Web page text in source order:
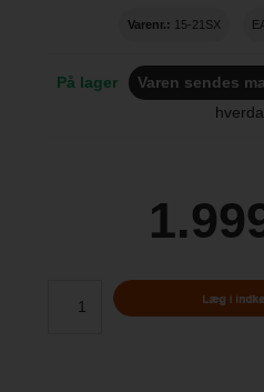
Varenr.: 15-21SX
På lager Varen sendes